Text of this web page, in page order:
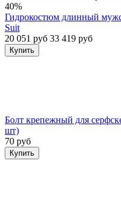
40%
Гидрокостюм длинный
Suit
20 051 руб 33 419 руб
Купить
Болт крепежный для
шт)
70 руб
Купить